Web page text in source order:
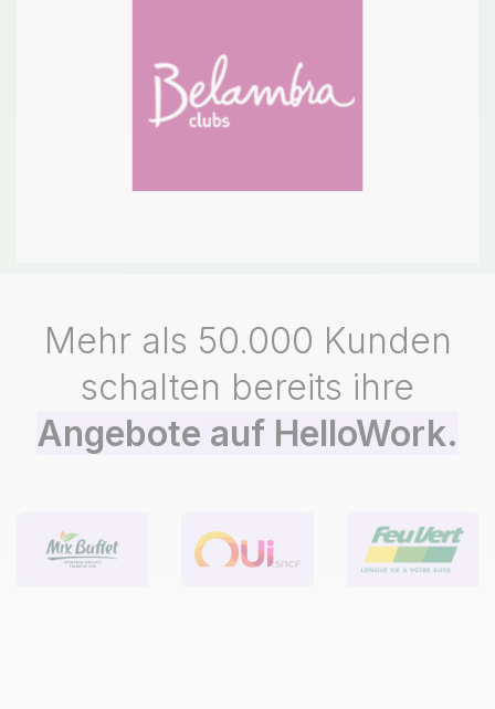
Mehr als 50.000 Kunden
schalten bereits ihre
Angebote auf HelloWork.